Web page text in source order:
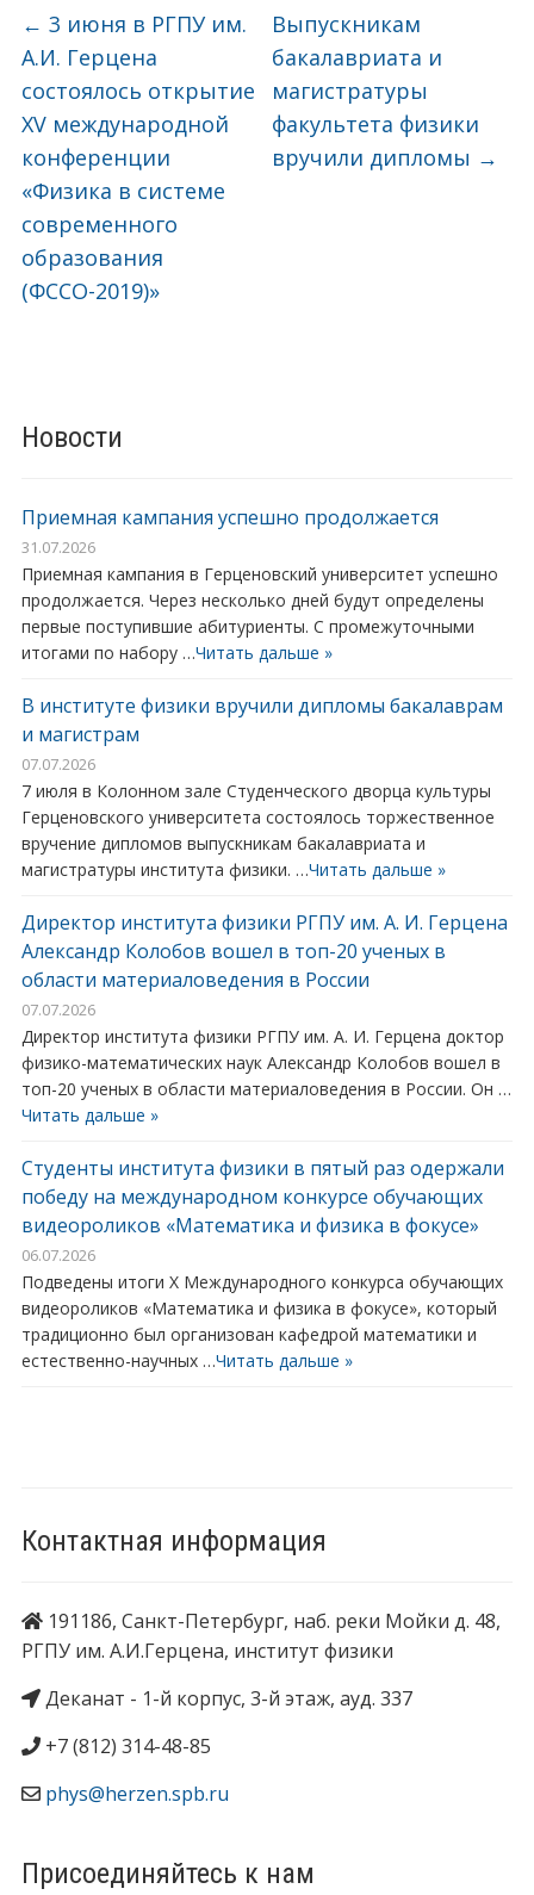
← 3 июня в РГПУ им.
А.И. Герцена
состоялось открытие
XV международной
конференции
«Физика в системе
современного
образования
(ФССО-2019)»
Выпускникам
бакалавриата и
магистратуры
факультета физики
вручили дипломы →
Новости
Приемная кампания успешно продолжается
31.07.2026
Приемная кампания в Герценовский университет успешно
продолжается. Через несколько дней будут определены
первые поступившие абитуриенты. С промежуточными
итогами по набору …Читать дальше »
В институте физики вручили дипломы бакалаврам
и магистрам
07.07.2026
7 июля в Колонном зале Студенческого дворца культуры
Герценовского университета состоялось торжественное
вручение дипломов выпускникам бакалавриата и
магистратуры института физики. …Читать дальше »
Директор института физики РГПУ им. А. И. Герцена
Александр Колобов вошел в топ-20 ученых в
области материаловедения в России
07.07.2026
Директор института физики РГПУ им. А. И. Герцена доктор
физико-математических наук Александр Колобов вошел в
топ-20 ученых в области материаловедения в России. Он …
Читать дальше »
Студенты института физики в пятый раз одержали
победу на международном конкурсе обучающих
видеороликов «Математика и физика в фокусе»
06.07.2026
Подведены итоги X Международного конкурса обучающих
видеороликов «Математика и физика в фокусе», который
традиционно был организован кафедрой математики и
естественно-научных …Читать дальше »
Контактная информация
191186, Санкт-Петербург, наб. реки Мойки д. 48,
РГПУ им. А.И.Герцена, институт физики
Деканат - 1-й корпус, 3-й этаж, ауд. 337
+7 (812) 314-48-85
phys@herzen.spb.ru
Присоединяйтесь к нам